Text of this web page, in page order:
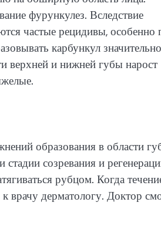
фурункулез. Вследствие
частые рецидивы, особенно
карбункул значительно
верхней и нижней губы нарост
образования в области
созревания и
рубцом. Когда
врачу дерматологу. Доктор